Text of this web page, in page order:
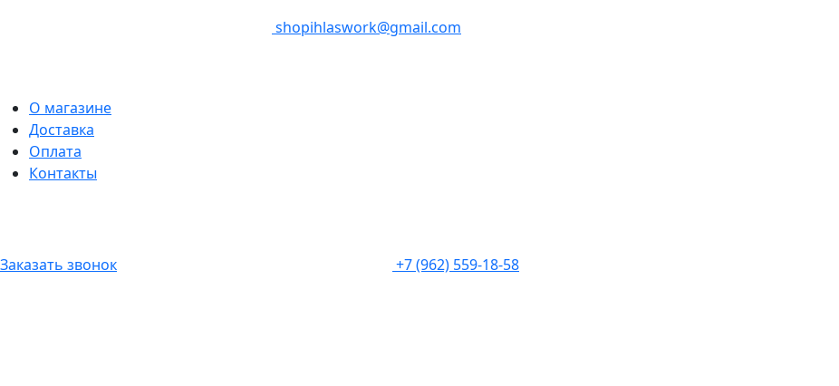
shopihlaswork@gmail.com
О магазине
Доставка
Оплата
Контакты
Заказать звонок +7 (962) 559-18-58